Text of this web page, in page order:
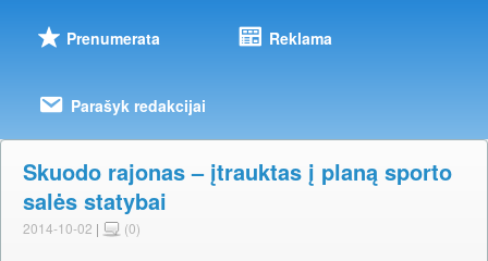
Prenumerata Reklama
Parašyk redakcijai
Skuodo rajonas – įtrauktas į planą sporto
salės statybai
2014-10-02 | (0)